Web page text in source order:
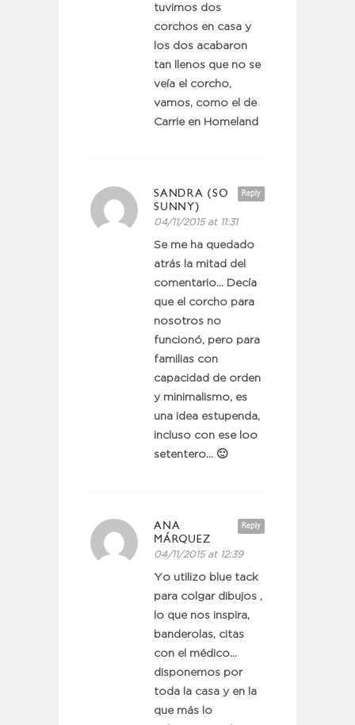
tuvimos dos
corchos en casa y
los dos acabaron
tan llenos que no se
veía el corcho,
vamos, como el de
Carrie en Homeland
Reply
SANDRA (SO
SUNNY)
04/11/2015 at 11:31
Se me ha quedado
atrás la mitad del
comentario… Decía
que el corcho para
nosotros no
funcionó, pero para
familias con
capacidad de orden
y minimalismo, es
una idea estupenda,
incluso con ese loo
setentero… 🙂
Reply
ANA
MÁRQUEZ
04/11/2015 at 12:39
Yo utilizo blue tack
para colgar dibujos ,
lo que nos inspira,
banderolas, citas
con el médico…
disponemos por
toda la casa y en la
que más lo